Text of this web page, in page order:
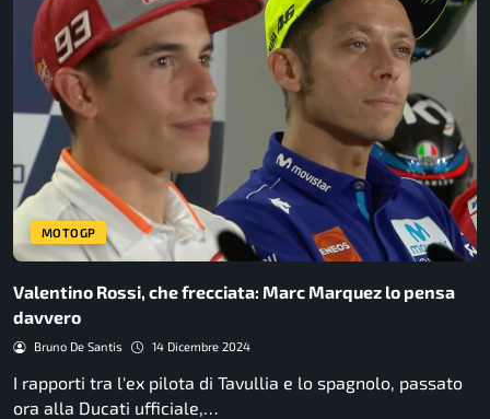
MOTOGP
Valentino Rossi, che frecciata: Marc Marquez lo pensa
davvero
Bruno De Santis 14 Dicembre 2024
I rapporti tra l'ex pilota di Tavullia e lo spagnolo, passato
ora alla Ducati ufficiale,…